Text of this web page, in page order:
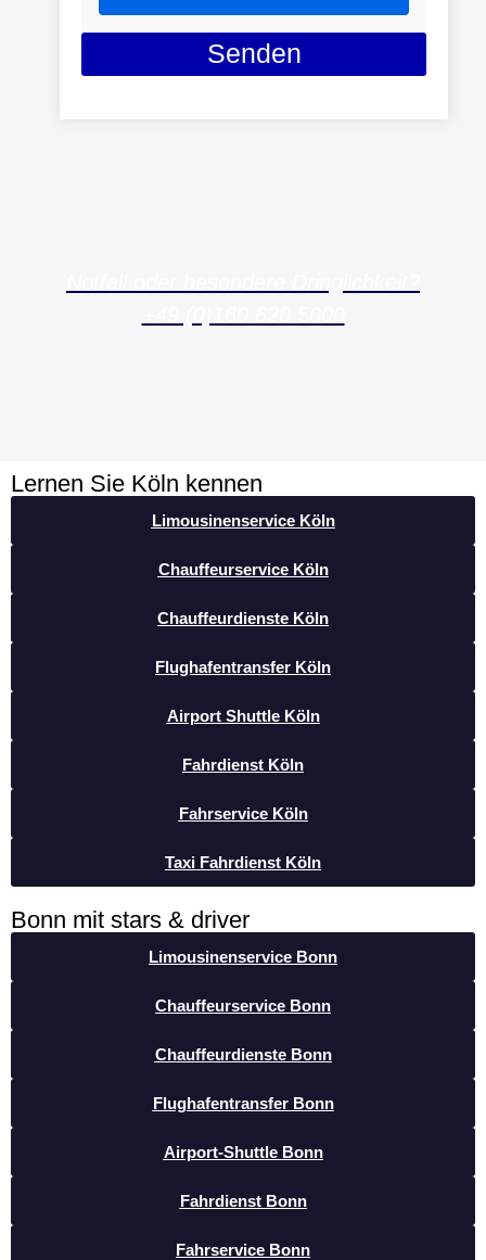
Senden
Lernen Sie Köln kennen
Limousinenservice Köln
Chauffeurservice Köln
Chauffeurdienste Köln
Flughafentransfer Köln
Airport Shuttle Köln
Fahrdienst Köln
Fahrservice Köln
Taxi Fahrdienst Köln
Bonn mit stars & driver
Limousinenservice Bonn
Chauffeurservice Bonn
Chauffeurdienste Bonn
Flughafentransfer Bonn
Airport-Shuttle Bonn
Fahrdienst Bonn
Fahrservice Bonn